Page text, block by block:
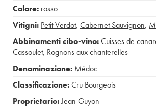
Colore: rosso
Vitigni: Petit Verdot, Cabernet Sauvignon,
Abbinamenti cibo-vino:Cuisses de
Cassoulet, Rognons aux chanterelles
Denominazione: Médoc
Classificazione:Cru Bourgeois
Proprietario:Jean Guyon